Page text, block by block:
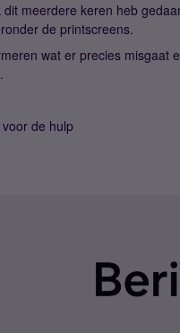
dit meerdere keren heb
de printscreens.
wat er precies misgaat
de hulp